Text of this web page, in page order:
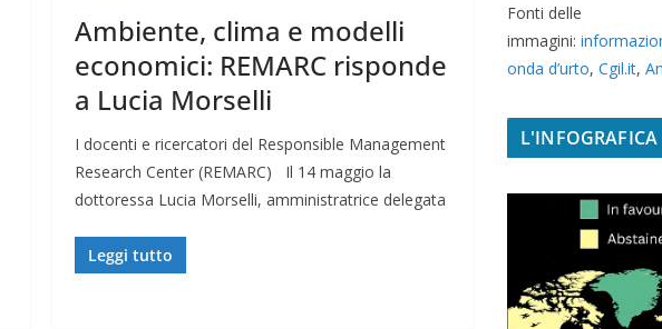
Ambiente, clima e modelli
economici: REMARC risponde
a Lucia Morselli
I docenti e ricercatori del Responsible Management
Research Center (REMARC) Il 14 maggio la
dottoressa Lucia Morselli, amministratrice delegata
Leggi tutto
Fonti delle
immagini:
onda d’urto, Cgil.it,
L'INFOGRAFICA